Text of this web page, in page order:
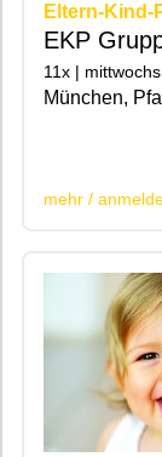
Eltern-Kind-
EKP
11x |
München,
mehr /